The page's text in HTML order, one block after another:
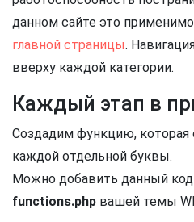
данном сайте это
главной страницы.
вверху каждой категории.
Каждый этап в
Создадим функцию, которая
каждой отдельной буквы.
Можно добавить данный
functions.php вашей темы